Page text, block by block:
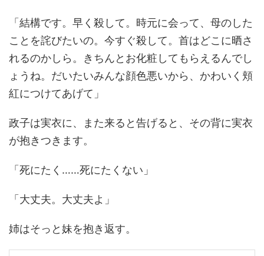
「結構です。早く殺して。時元に会って、母のした
ことを詫びたいの。今すぐ殺して。首はどこに晒さ
れるのかしら。きちんとお化粧してもらえるんでし
ょうね。だいたいみんな顔色悪いから、かわいく頬
紅につけてあげて」
政子は実衣に、また来ると告げると、その背に実衣
が抱きつきます。
「死にたく……死にたくない」
「大丈夫。大丈夫よ」
姉はそっと妹を抱き返す。